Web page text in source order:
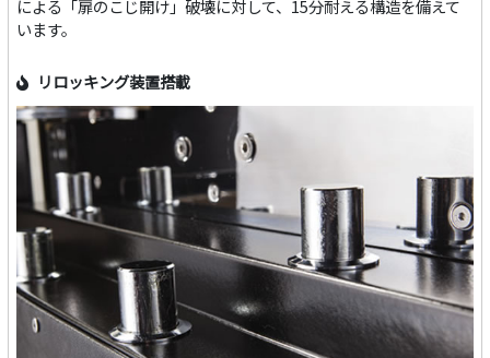
による「扉のこじ開け」破壊に対して、15分耐える構造を備えて
います。
リロッキング装置搭載